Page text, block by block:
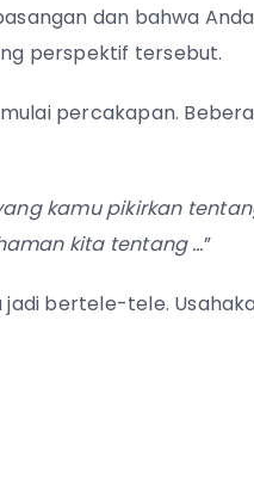
dan bahwa
perspektif tersebut.
percakapan.
kamu pikirkan
kita tentang …”
bertele-tele.